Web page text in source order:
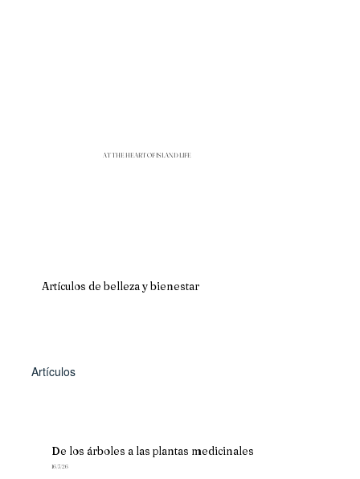
AT THE HEART OF ISLAND LIFE
Artículos de belleza y bienestar
Artículos
De los árboles a las plantas medicinales
16/3/26